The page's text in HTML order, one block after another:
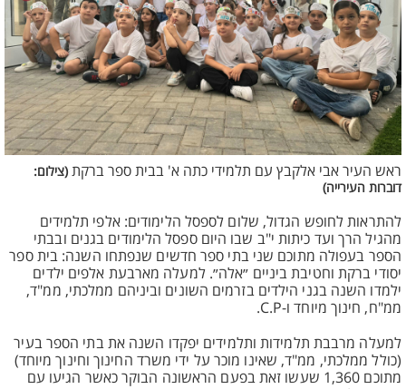
ראש העיר אבי אלקבץ עם תלמידי כתה א' בבית ספר ברקת (צילום:
דוברות העירייה)
להתראות לחופש הגדול, שלום לספסל הלימודים: אלפי תלמידים
מהגיל הרך ועד כיתות י"ב שבו היום ספסל הלימודים בגנים ובבתי
הספר בעפולה מתוכם שני בתי ספר חדשים שנפתחו השנה: בית ספר
יסודי ברקת וחטיבת ביניים ״אלה״. למעלה מארבעת אלפים ילדים
ילמדו השנה בגני הילדים בזרמים השונים וביניהם ממלכתי, ממ"ד,
ממ"ח, חינוך מיוחד ו-C.P.
למעלה מרבבת תלמידות ותלמידים יפקדו השנה את בתי הספר בעיר
(כולל ממלכתי, ממ"ד, שאינו מוכר על ידי משרד החינוך וחינוך מיוחד)
מתוכם 1,360 שעשו זאת בפעם הראשונה הבוקר כאשר הגיעו עם